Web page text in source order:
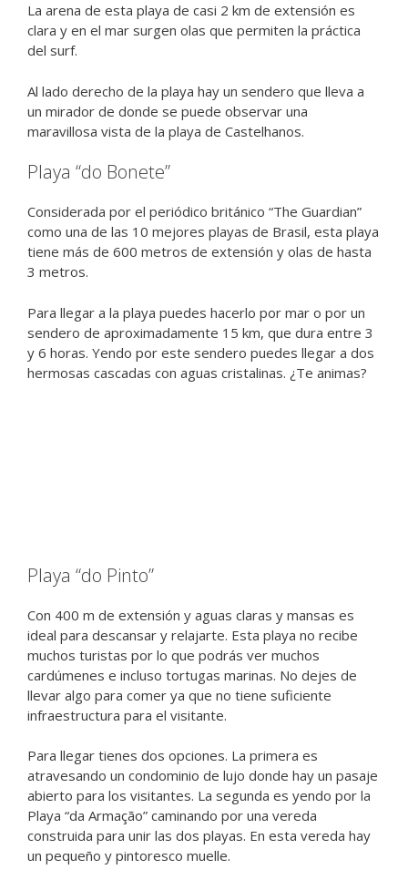
La arena de esta playa de casi 2 km de extensión es
clara y en el mar surgen olas que permiten la práctica
del surf.
Al lado derecho de la playa hay un sendero que lleva a
un mirador de donde se puede observar una
maravillosa vista de la playa de Castelhanos.
Playa “do Bonete”
Considerada por el periódico británico “The Guardian”
como una de las 10 mejores playas de Brasil, esta playa
tiene más de 600 metros de extensión y olas de hasta
3 metros.
Para llegar a la playa puedes hacerlo por mar o por un
sendero de aproximadamente 15 km, que dura entre 3
y 6 horas. Yendo por este sendero puedes llegar a dos
hermosas cascadas con aguas cristalinas. ¿Te animas?
Playa “do Pinto”
Con 400 m de extensión y aguas claras y mansas es
ideal para descansar y relajarte. Esta playa no recibe
muchos turistas por lo que podrás ver muchos
cardúmenes e incluso tortugas marinas. No dejes de
llevar algo para comer ya que no tiene suficiente
infraestructura para el visitante.
Para llegar tienes dos opciones. La primera es
atravesando un condominio de lujo donde hay un pasaje
abierto para los visitantes. La segunda es yendo por la
Playa “da Armação” caminando por una vereda
construida para unir las dos playas. En esta vereda hay
un pequeño y pintoresco muelle.